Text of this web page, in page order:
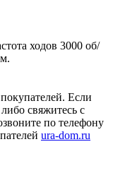
ходов 3000 об/
Если
свяжитесь с
по телефону
ura-dom.ru